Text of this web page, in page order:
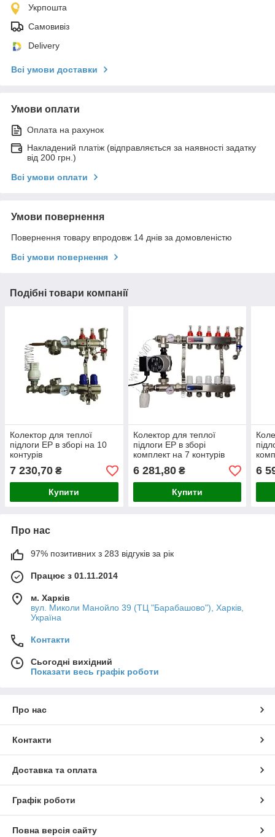
Укрпошта
Самовивіз
Delivery
Всі умови доставки
Умови оплати
Оплата на рахунок
Накладений платіж (відправляється за наявності задатку
від 200 грн.)
Всі умови оплати
Умови повернення
Повернення товару впродовж 14 днів за домовленістю
Всі умови повернення
Подібні товари компанії
Колектор для теплої
підлоги EP в зборі на 10
контурів
7 230,70 ₴
Купити
Колектор для теплої
підлоги EP в зборі
комплект на 7 контурів
(нержавіюча сталь)
6 281,80₴
Купити
6
Про нас
97% позитивних з 283 відгуків за рік
Працює з 01.11.2014
м. Харків
вул. Миколи Манойло 39 (ТЦ "Барабашово"), Харків,
Україна
Контакти
Сьогодні вихідний
Показати весь графік роботи
Про нас
Контакти
Доставка та оплата
Графік роботи
Повна версія сайту